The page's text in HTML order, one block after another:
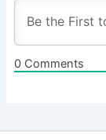
0Comments